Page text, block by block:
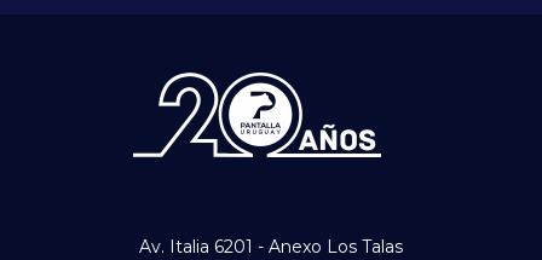
Av. Italia 6201 - Anexo Los Talas